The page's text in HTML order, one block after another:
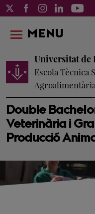
Double
Veterinària i
Producció
Universitat de
Escola Tècnica
MENU